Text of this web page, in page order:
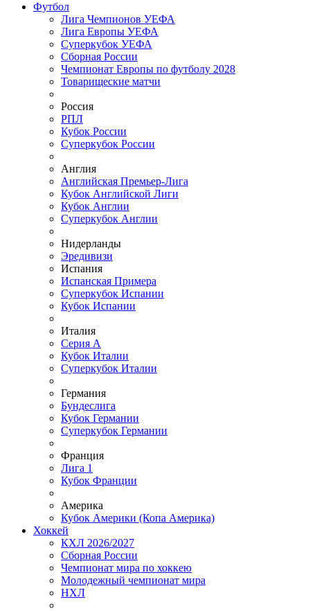
Футбол
Лига Чемпионов УЕФА
Лига Европы УЕФА
Суперкубок УЕФА
Сборная России
Чемпионат Европы по футболу 2028
Товарищеские матчи
Россия
РПЛ
Кубок России
Суперкубок России
Англия
Английская Премьер-Лига
Кубок Английской Лиги
Кубок Англии
Суперкубок Англии
Нидерланды
Эредивизи
Испания
Испанская Примера
Суперкубок Испании
Кубок Испании
Италия
Серия А
Кубок Италии
Суперкубок Италии
Германия
Бундеслига
Кубок Германии
Суперкубок Германии
Франция
Лига 1
Кубок Франции
Америка
Кубок Америки (Копа Америка)
Хоккей
КХЛ 2026/2027
Сборная России
Чемпионат мира по хоккею
Молодежный чемпионат мира
НХЛ